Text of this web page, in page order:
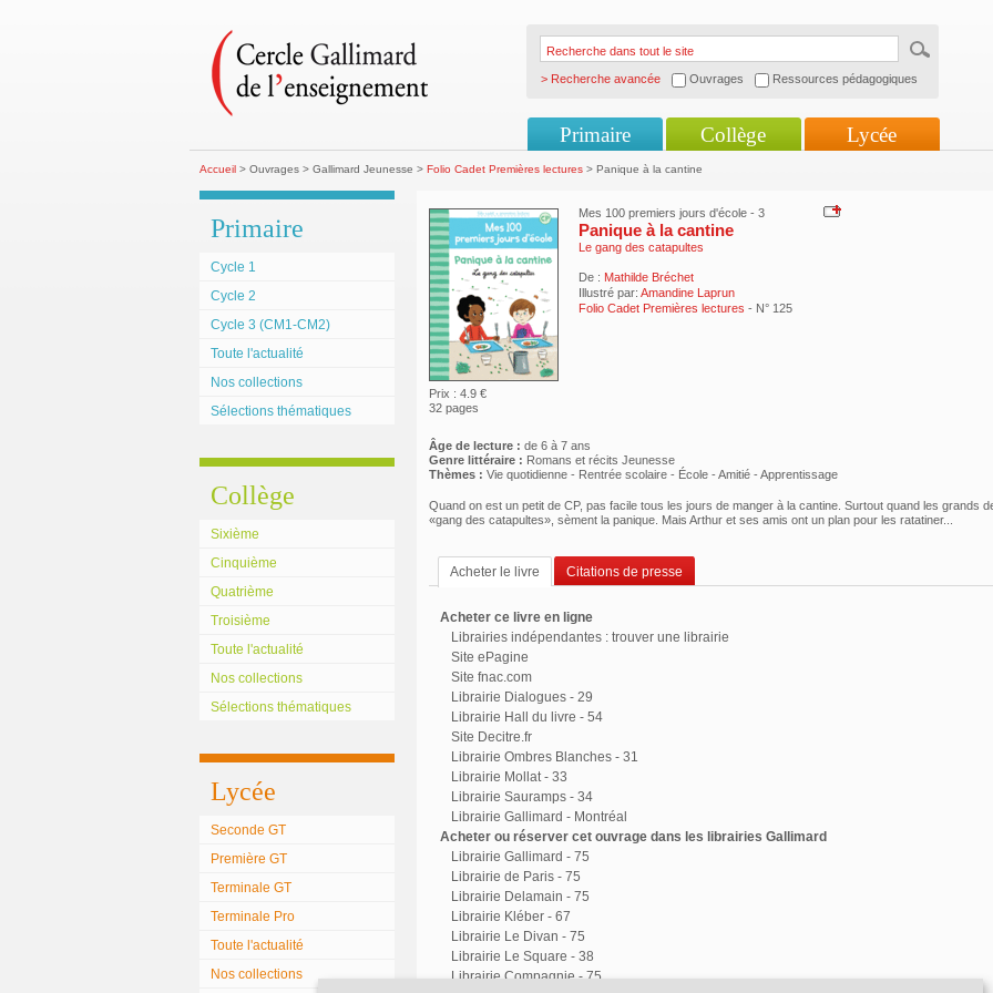
> Recherche avancée Ouvrages Ressources pédagogiques
Primaire Collège Lycée
Accueil> Ouvrages > Gallimard Jeunesse > Folio Cadet Premières lectures> Panique à la cantine
Primaire
Cycle 1
Cycle 2
Cycle 3 (CM1-CM2)
Toute l'actualité
Nos collections
Sélections thématiques
Collège
Sixième
Cinquième
Quatrième
Troisième
Toute l'actualité
Nos collections
Sélections thématiques
Lycée
Seconde GT
Première GT
Terminale GT
Terminale Pro
Toute l'actualité
Nos collections
Prix : 4.9 €
32 pages
Mes 100 premiers jours d'école - 3
Panique à la cantine
Le gang des catapultes
De : Mathilde Bréchet
Illustré par: Amandine Laprun
Folio Cadet Premières lectures - N° 125
Âge de lecture : de 6 à 7 ans
Genre littéraire : Romans et récits Jeunesse
Thèmes : Vie quotidienne - Rentrée scolaire - École - Amitié - Apprentissage
Quand on est un petit de CP, pas facile tous les jours de manger à la cantine. Surtout quand les grands
«gang des catapultes», sèment la panique. Mais Arthur et ses amis ont un plan pour les ratatiner...
Acheter le livre Citations de presse
Acheter ce livre en ligne
Librairies indépendantes : trouver une librairie
Site ePagine
Site fnac.com
Librairie Dialogues - 29
Librairie Hall du livre - 54
Site Decitre.fr
Librairie Ombres Blanches - 31
Librairie Mollat - 33
Librairie Sauramps - 34
Librairie Gallimard - Montréal
Acheter ou réserver cet ouvrage dans les librairies Gallimard
Librairie Gallimard - 75
Librairie de Paris - 75
Librairie Delamain - 75
Librairie Kléber - 67
Librairie Le Divan - 75
Librairie Le Square - 38
Librairie Compagnie - 75